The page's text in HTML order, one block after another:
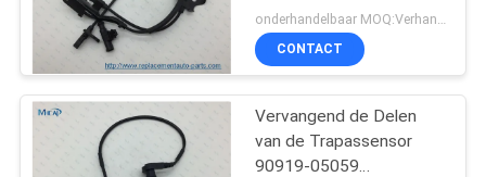
Wielsnelheid Sensor
CONTACT
Vervangend de Delen
van de Trapassensor
90919-05059